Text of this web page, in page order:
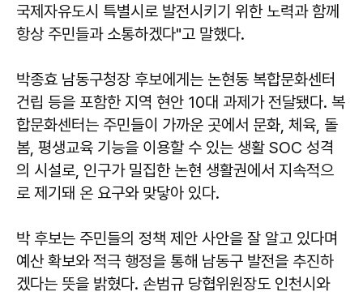
국제자유도시 특별시로 발전시키기 위한 노력과 함께
항상 주민들과 소통하겠다"고 말했다.
박종효 남동구청장 후보에게는 논현동 복합문화센터
건립 등을 포함한 지역 현안 10대 과제가 전달됐다. 복
합문화센터는 주민들이 가까운 곳에서 문화, 체육, 돌
봄, 평생교육 기능을 이용할 수 있는 생활 SOC 성격
의 시설로, 인구가 밀집한 논현 생활권에서 지속적으
로 제기돼 온 요구와 맞닿아 있다.
박 후보는 주민들의 정책 제안 사안을 잘 알고 있다며
예산 확보와 적극 행정을 통해 남동구 발전을 추진하
겠다는 뜻을 밝혔다. 손범규 당협위원장도 인천시와